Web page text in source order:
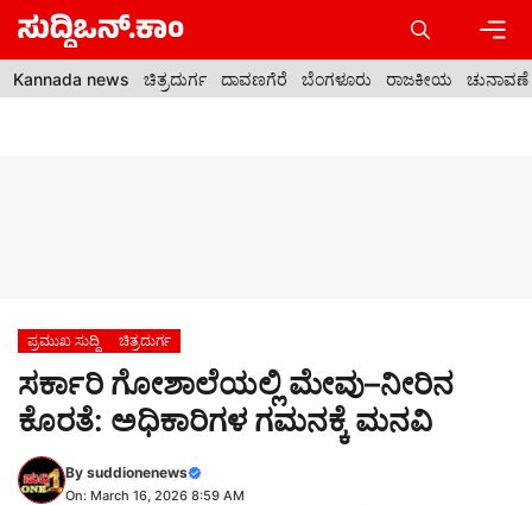
Skip
content
Kannada news ಚಿತ್ರದುರ್ಗ ದಾವಣಗೆರೆ ಬೆಂಗಳೂರು ರಾಜಕೀಯ ಚುನಾವಣೆ
ಪ್ರಮುಖ ಸುದ್ದಿ ಚಿತ್ರದುರ್ಗ
ಸರ್ಕಾರಿ ಗೋಶಾಲೆಯಲ್ಲಿ ಮೇವು–ನೀರಿನ
ಕೊರತೆ: ಅಧಿಕಾರಿಗಳ ಗಮನಕ್ಕೆ ಮನವಿ
By suddionenews
On: March 16, 2026 8:59 AM